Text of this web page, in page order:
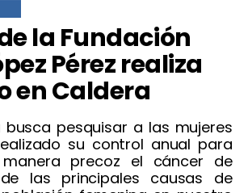
la Fundación
Pérez realiza
en Caldera
busca pesquisar a las mujeres
su control anual para
precoz el cáncer de
las principales causas de